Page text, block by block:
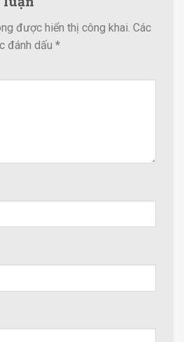
được hiển thị công khai. Các
đánh dấu *